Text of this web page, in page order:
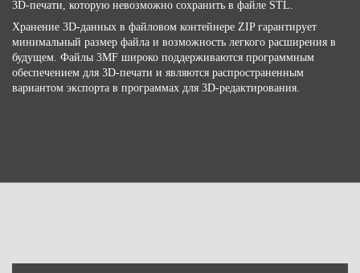
3D-печати, которую невозможно сохранить в файле STL.
Хранение 3D-данных в файловом контейнере ZIP гарантирует
минимальный размер файла и возможность легкого расширения в
будущем. Файлы 3MF широко поддерживаются программным
обеспечением для 3D-печати и являются распространенным
вариантом экспорта в программах для 3D-редактирования.